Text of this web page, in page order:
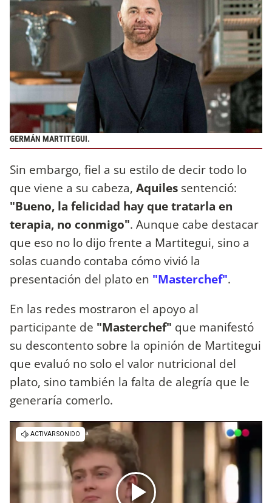
GERMÁN MARTITEGUI.
Sin embargo, fiel a su estilo de decir todo lo
que viene a su cabeza, Aquiles sentenció:
"Bueno, la felicidad hay que tratarla en
terapia, no conmigo". Aunque cabe destacar
que eso no lo dijo frente a Martitegui, sino a
solas cuando contaba cómo vivió la
presentación del plato en "Masterchef".
En las redes mostraron el apoyo al
participante de "Masterchef" que manifestó
su descontento sobre la opinión de Martitegui
que evaluó no solo el valor nutricional del
plato, sino también la falta de alegría que le
generaría comerlo.